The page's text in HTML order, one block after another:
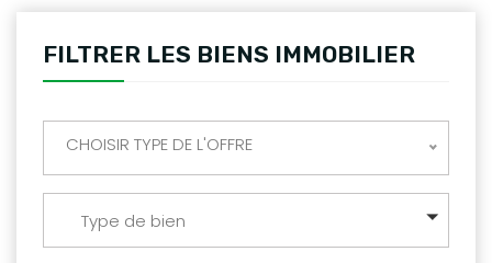
FILTRER LES BIENS IMMOBILIER
CHOISIR TYPE DE L'OFFRE
Type de bien